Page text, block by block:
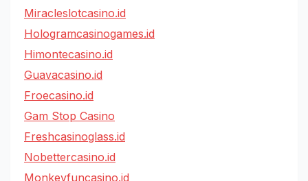
Miracleslotcasino.id
Hologramcasinogames.id
Himontecasino.id
Guavacasino.id
Froecasino.id
Gam Stop Casino
Freshcasinoglass.id
Nobettercasino.id
Monkeyfuncasino.id